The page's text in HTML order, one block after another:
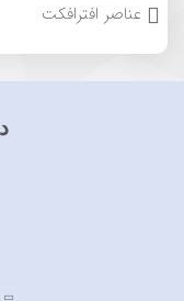
عناصر افترافکت